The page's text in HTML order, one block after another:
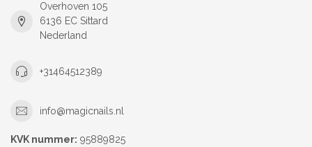
Overhoven 105
6136 EC Sittard
Nederland
+31464512389
info@magicnails.nl
KVK nummer: 95889825